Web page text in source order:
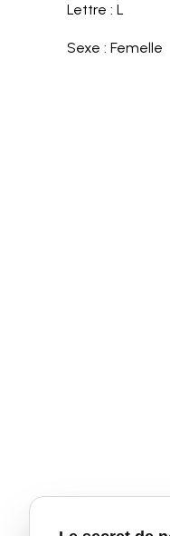
Lettre : L
Sexe : Femelle